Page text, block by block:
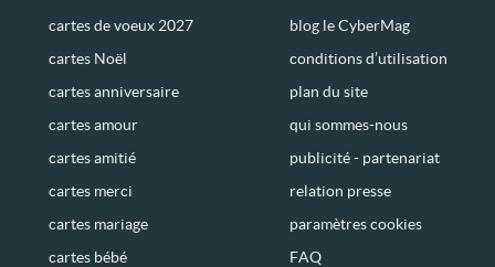
cartes de voeux 2027
cartes Noël
cartes anniversaire
cartes amour
cartes amitié
cartes merci
cartes mariage
cartes bébé
blog le CyberMag
conditions d’utilisation
plan du site
qui sommes-nous
publicité - partenariat
relation presse
paramètres cookies
FAQ